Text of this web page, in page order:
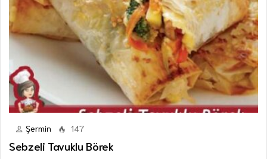
Şermin 147
Sebzeli Tavuklu Börek